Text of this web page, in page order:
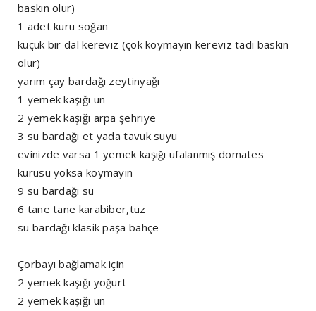
baskın olur)
1 adet kuru soğan
küçük bir dal kereviz (çok koymayın kereviz tadı baskın
olur)
yarım çay bardağı zeytinyağı
1 yemek kaşığı un
2 yemek kaşığı arpa şehriye
3 su bardağı et yada tavuk suyu
evinizde varsa 1 yemek kaşığı ufalanmış domates
kurusu yoksa koymayın
9 su bardağı su
6 tane tane karabiber,tuz
su bardağı klasik paşa bahçe
Çorbayı bağlamak için
2 yemek kaşığı yoğurt
2 yemek kaşığı un